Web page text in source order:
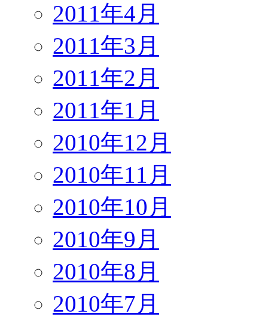
2011年4月
2011年3月
2011年2月
2011年1月
2010年12月
2010年11月
2010年10月
2010年9月
2010年8月
2010年7月